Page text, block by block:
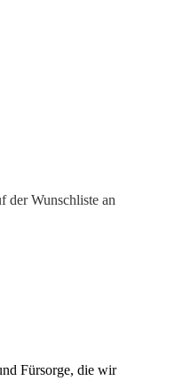
der Wunschliste an
Fürsorge, die wir